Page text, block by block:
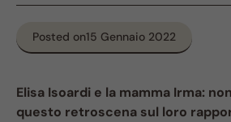
Posted on15 Gennaio 2022
Elisa Isoardi e la mamma Irma:
questo retroscena sul loro